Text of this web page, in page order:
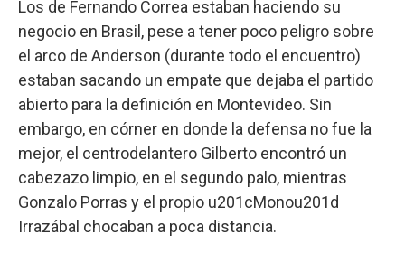
Los de Fernando Correa estaban haciendo su
negocio en Brasil, pese a tener poco peligro sobre
el arco de Anderson (durante todo el encuentro)
estaban sacando un empate que dejaba el partido
abierto para la definición en Montevideo. Sin
embargo, en córner en donde la defensa no fue la
mejor, el centrodelantero Gilberto encontró un
cabezazo limpio, en el segundo palo, mientras
Gonzalo Porras y el propio u201cMonou201d
Irrazábal chocaban a poca distancia.